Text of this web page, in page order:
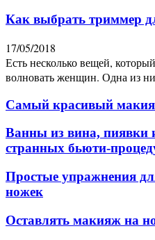
Как выбрать триммер
17/05/2018
Есть несколько вещей,
волновать женщин. Одна из
Самый красивый
Ванны из вина, пиявки
странных бьюти-
Простые упражнения
ножек
Оставлять макияж на